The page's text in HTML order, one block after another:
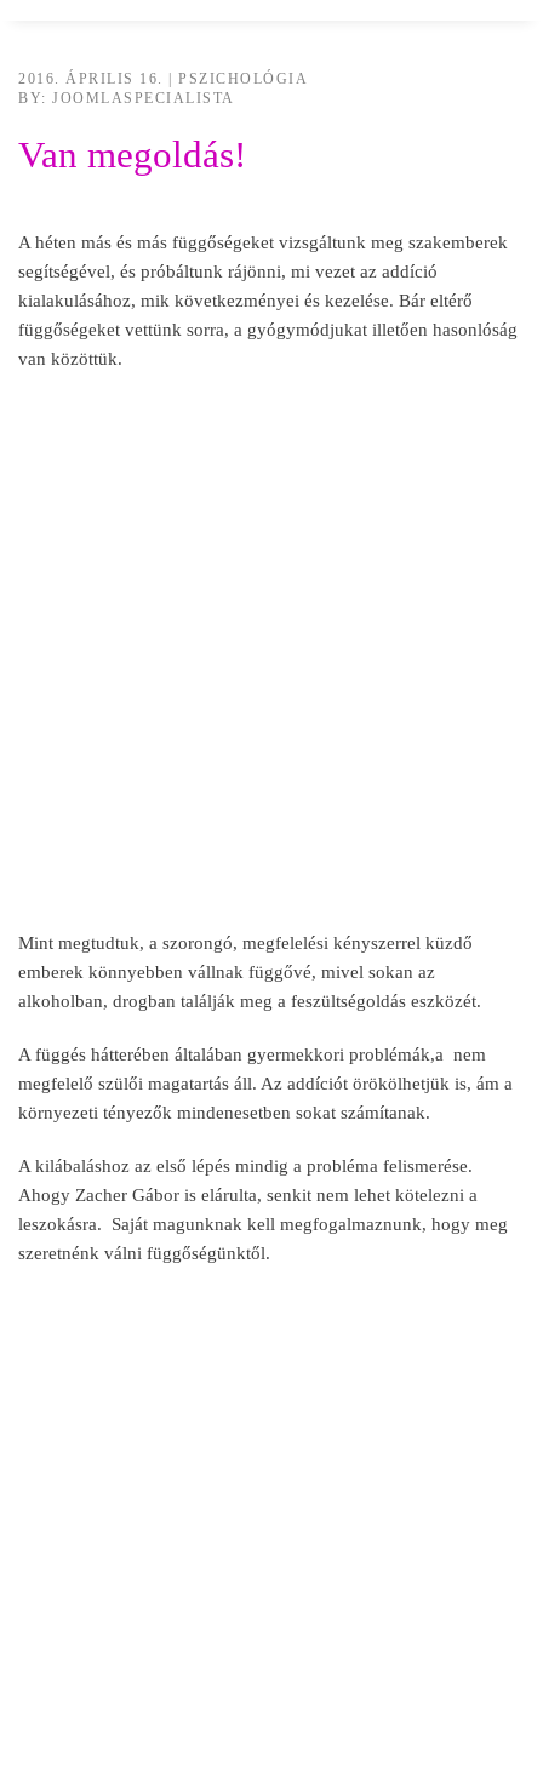
2016. ÁPRILIS 16.
PSZICHOLÓGIA
BY: JOOMLASPECIALISTA
Van megoldás!
A héten más és más függőségeket vizsgáltunk meg szakemberek
segítségével, és próbáltunk rájönni, mi vezet az addíció
kialakulásához, mik következményei és kezelése. Bár eltérő
függőségeket vettünk sorra, a gyógymódjukat illetően hasonlóság
van közöttük.
Mint megtudtuk, a szorongó, megfelelési kényszerrel küzdő
emberek könnyebben vállnak függővé, mivel sokan az
alkoholban, drogban találják meg a feszültségoldás eszközét.
A függés hátterében általában gyermekkori problémák,a nem
megfelelő szülői magatartás áll. Az addíciót örökölhetjük is, ám a
környezeti tényezők mindenesetben sokat számítanak.
A kilábaláshoz az első lépés mindig a probléma felismerése.
Ahogy Zacher Gábor is elárulta, senkit nem lehet kötelezni a
leszokásra. Saját magunknak kell megfogalmaznunk, hogy meg
szeretnénk válni függőségünktől.